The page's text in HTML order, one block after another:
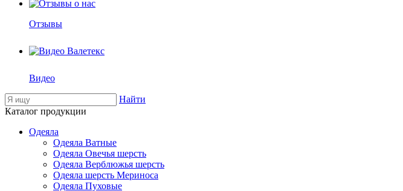
Отзывы
Видео
Найти
Каталог продукции
Одеяла
Одеяла Ватные
Одеяла Овечья шерсть
Одеяла Верблюжья шерсть
Одеяла шерсть Мериноса
Одеяла Пуховые